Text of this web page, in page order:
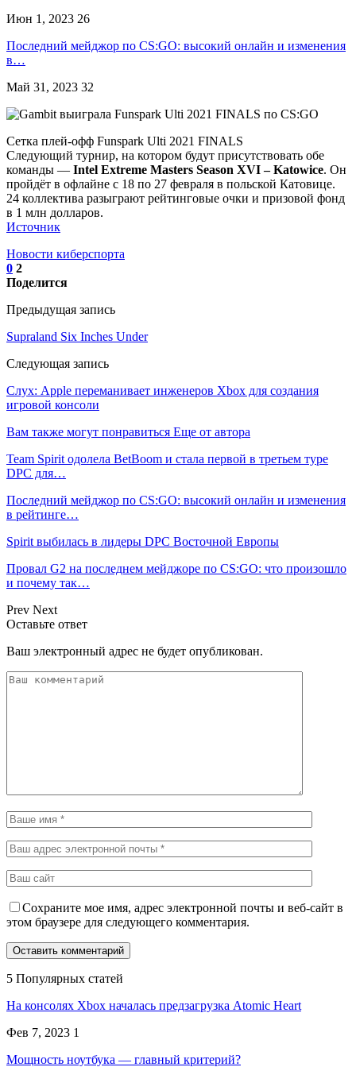
Июн 1, 2023 26
Последний мейджор по CS:GO: высокий онлайн и изменения
в…
Май 31, 2023 32
Сетка плей-офф Funspark Ulti 2021 FINALS
Следующий турнир, на котором будут присутствовать обе
команды — Intel Extreme Masters Season XVI – Katowice. Он
пройдёт в офлайне с 18 по 27 февраля в польской Катовице.
24 коллектива разыграют рейтинговые очки и призовой фонд
в 1 млн долларов.
Источник
Новости киберспорта
0 2
Поделится
Предыдущая запись
Supraland Six Inches Under
Следующая запись
Слух: Apple переманивает инженеров Xbox для создания
игровой консоли
Вам также могут понравиться Еще от автора
Team Spirit одолела BetBoom и стала первой в третьем туре
DPC для…
Последний мейджор по CS:GO: высокий онлайн и изменения
в рейтинге…
Spirit выбилась в лидеры DPC Восточной Европы
Провал G2 на последнем мейджоре по CS:GO: что произошло
и почему так…
Prev Next
Оставьте ответ
Ваш электронный адрес не будет опубликован.
Сохраните мое имя, адрес электронной почты и веб-сайт в
этом браузере для следующего комментария.
5 Популярных статей
На консолях Xbox началась предзагрузка Atomic Heart
Фев 7, 2023 1
Мощность ноутбука — главный критерий?